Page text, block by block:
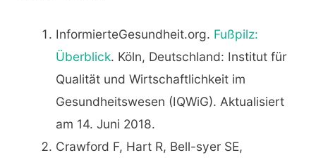
InformierteGesundheit.org. Fußpilz:
Überblick. Köln, Deutschland: Institut für
Qualität und Wirtschaftlichkeit im
Gesundheitswesen (IQWiG). Aktualisiert
am 14. Juni 2018.
Crawford F, Hart R, Bell-syer SE,